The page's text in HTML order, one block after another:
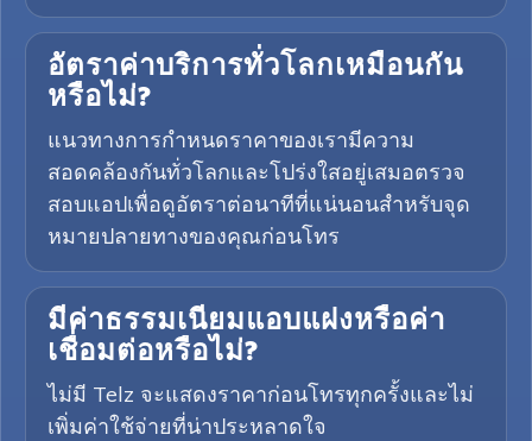
อัตราค่าบริการทั่วโลกเหมือนกัน
หรือไม่?
แนวทางการกำหนดราคาของเรามีความ
สอดคล้องกันทั่วโลกและโปร่งใสอยู่เสมอตรวจ
สอบแอปเพื่อดูอัตราต่อนาทีที่แน่นอนสำหรับจุด
หมายปลายทางของคุณก่อนโทร
มีค่าธรรมเนียมแอบแฝงหรือค่า
เชื่อมต่อหรือไม่?
ไม่มี Telz จะแสดงราคาก่อนโทรทุกครั้งและไม่
เพิ่มค่าใช้จ่ายที่น่าประหลาดใจ